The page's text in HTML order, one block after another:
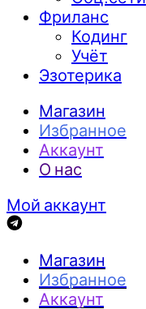
Фриланс
Кодинг
Учёт
Эзотерика
Магазин
Избранное
Аккаунт
О нас
Мой аккаунт
Магазин
Избранное
Аккаунт